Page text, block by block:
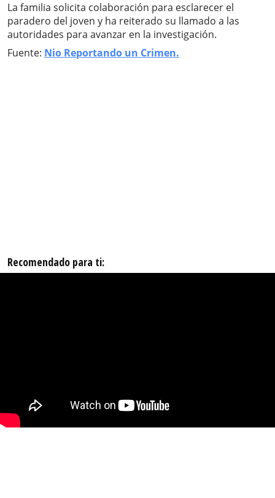
La familia solicita colaboración para esclarecer el
paradero del joven y ha reiterado su llamado a las
autoridades para avanzar en la investigación.
Fuente: Nio Reportando un Crimen.
Recomendado para ti: